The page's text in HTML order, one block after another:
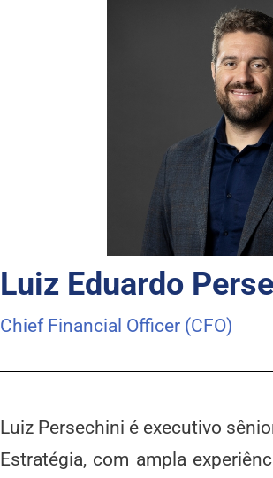
Luiz Eduardo
Chief Financial Officer (CFO)
Luiz Persechini é executivo
Estratégia, com ampla